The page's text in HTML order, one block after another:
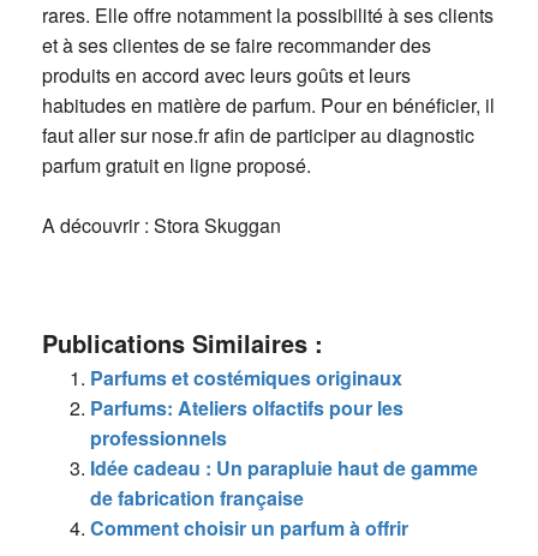
rares. Elle offre notamment la possibilité à ses clients
et à ses clientes de se faire recommander des
produits en accord avec leurs goûts et leurs
habitudes en matière de parfum. Pour en bénéficier, il
faut aller sur nose.fr afin de participer au diagnostic
parfum gratuit en ligne proposé.
A découvrir : Stora Skuggan
Publications Similaires :
Parfums et costémiques originaux
Parfums: Ateliers olfactifs pour les
professionnels
Idée cadeau : Un parapluie haut de gamme
de fabrication française
Comment choisir un parfum à offrir